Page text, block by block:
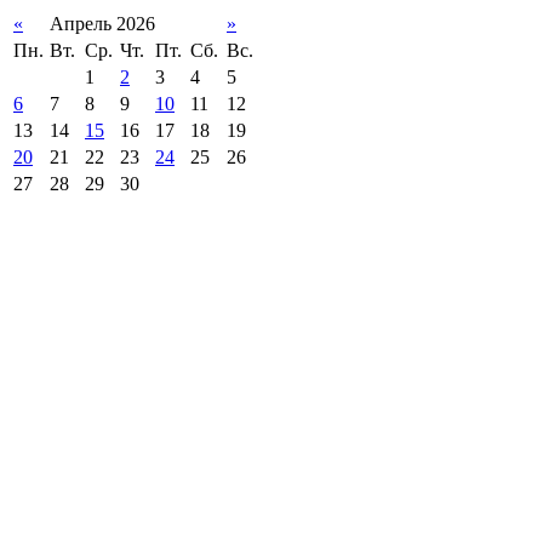
« Апрель 2026
»
Пн. Вт. Ср. Чт. Пт. Сб. Вс.
1
2 3 4
5
6
7 8 9 10 11
12
13
14 15 16 17 18
19
20
21 22 23 24 25
26
27
28 29 30